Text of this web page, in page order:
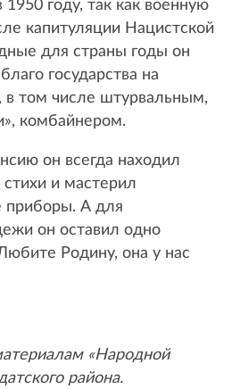
году, так как военную
капитуляции Нацистской
для страны годы он
государства на
в том числе штурвальным,
комбайнером.
он всегда находил
стихи и мастерил
приборы. А для
он оставил одно
Родину, она у нас
«Народной
района.